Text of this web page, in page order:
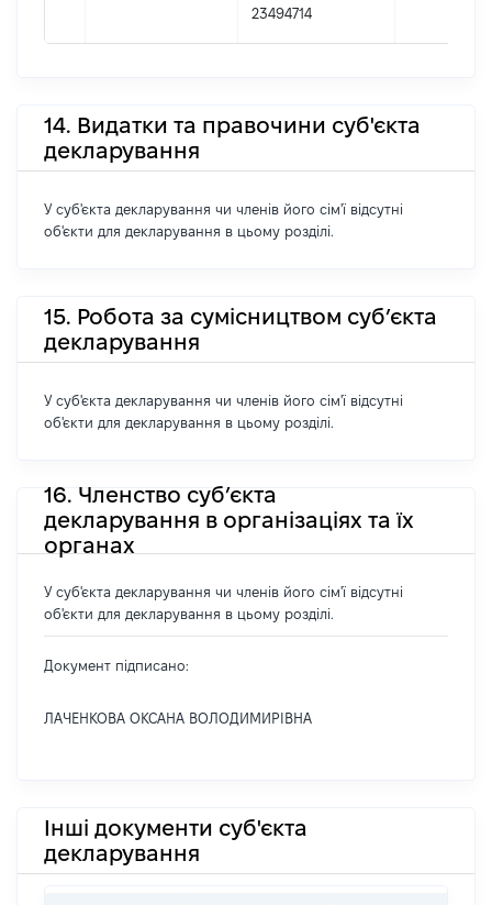
23494714
14. Видатки та правочини суб'єкта
декларування
У суб'єкта декларування чи членів його сім'ї відсутні
об'єкти для декларування в цьому розділі.
15. Робота за сумісництвом суб’єкта
декларування
У суб'єкта декларування чи членів його сім'ї відсутні
об'єкти для декларування в цьому розділі.
16. Членство суб’єкта
декларування в організаціях та їх
органах
У суб'єкта декларування чи членів його сім'ї відсутні
об'єкти для декларування в цьому розділі.
Документ підписано:
ЛАЧЕНКОВА ОКСАНА ВОЛОДИМИРІВНА
Інші документи суб'єкта
декларування